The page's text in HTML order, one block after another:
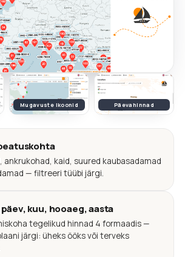
Mugavuste ikoonid Päevahinnad
ankrukohad, kaid, suured kaubasadamad
— filtreeri tüübi järgi.
kuu, hooaeg, aasta
tegelikud hinnad 4 formaadis —
järgi: üheks ööks või terveks